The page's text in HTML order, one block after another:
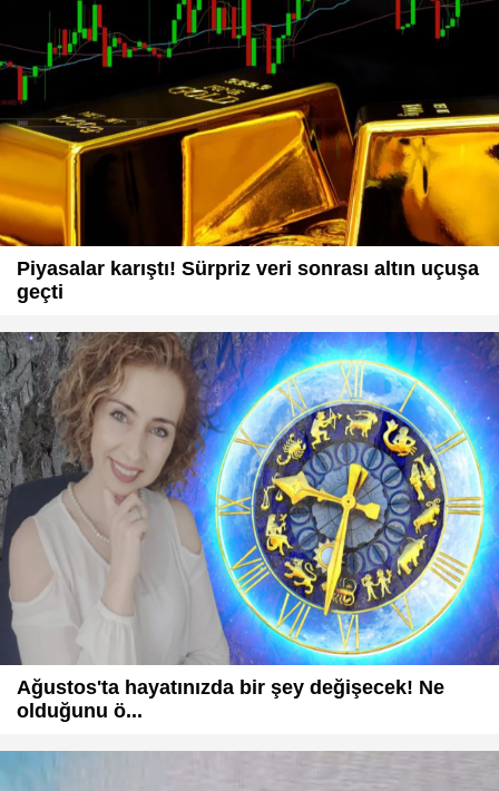
Piyasalar karıştı! Sürpriz veri sonrası altın uçuşa
geçti
Ağustos'ta hayatınızda bir şey değişecek! Ne
olduğunu ö...